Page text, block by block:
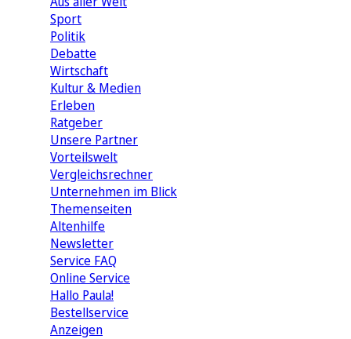
Sport
Politik
Debatte
Wirtschaft
Kultur & Medien
Erleben
Ratgeber
Unsere Partner
Vorteilswelt
Vergleichsrechner
Unternehmen im Blick
Themenseiten
Altenhilfe
Newsletter
Service FAQ
Online Service
Hallo Paula!
Bestellservice
Anzeigen